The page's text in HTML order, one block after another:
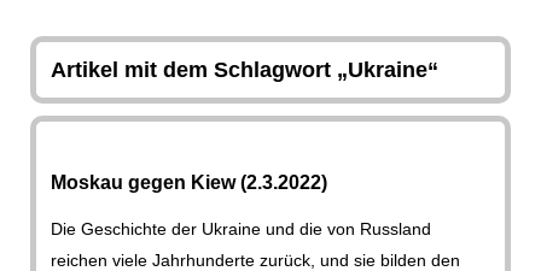
Artikel mit dem Schlagwort „Ukraine“
Moskau gegen Kiew (2.3.2022)
Die Geschichte der Ukraine und die von Russland
reichen viele Jahrhunderte zurück, und sie bilden den